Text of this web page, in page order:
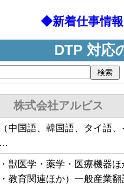
◆新着仕事情
DTP 対応
株式会社アルビス
中国語、韓国語、タイ語
…
獣医学・薬学・医療機器
教育関連ほか）一般産業